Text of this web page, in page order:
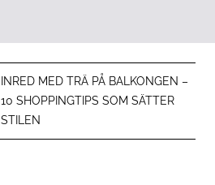
INRED MED TRÄ PÅ BALKONGEN –
10 SHOPPINGTIPS SOM SÄTTER
STILEN